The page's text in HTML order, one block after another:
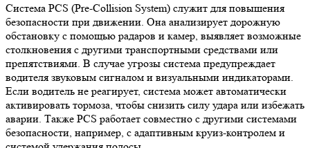
Система PCS (Pre-Collision System) служит для повышения
безопасности при движении. Она анализирует дорожную
обстановку с помощью радаров и камер, выявляет возможные
столкновения с другими транспортными средствами или
препятствиями. В случае угрозы система предупреждает
водителя звуковым сигналом и визуальными индикаторами.
Если водитель не реагирует, система может автоматически
активировать тормоза, чтобы снизить силу удара или избежать
аварии. Также PCS работает совместно с другими системами
безопасности, например, с адаптивным круиз-контролем и